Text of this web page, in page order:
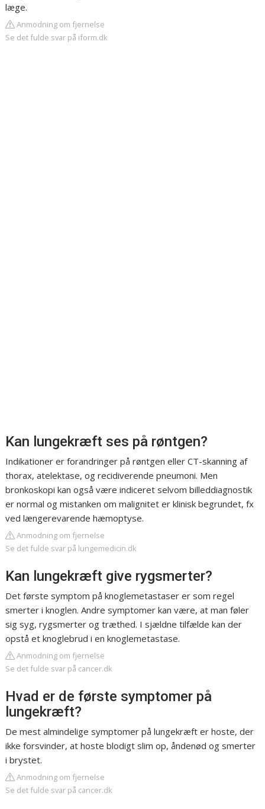
læge.
Anmodning om fjernelse
Se det fulde svar på iform.dk
Kan lungekræft ses på røntgen?
Indikationer er forandringer på røntgen eller CT-skanning af
thorax, atelektase, og recidiverende pneumoni. Men
bronkoskopi kan også være indiceret selvom billeddiagnostik
er normal og mistanken om malignitet er klinisk begrundet, fx
ved længerevarende hæmoptyse.
Anmodning om fjernelse
Se det fulde svar på lungemedicin.dk
Kan lungekræft give rygsmerter?
Det første symptom på knoglemetastaser er som regel
smerter i knoglen. Andre symptomer kan være, at man føler
sig syg, rygsmerter og træthed. I sjældne tilfælde kan der
opstå et knoglebrud i en knoglemetastase.
Anmodning om fjernelse
Se det fulde svar på cancer.dk
Hvad er de første symptomer på
lungekræft?
De mest almindelige symptomer på lungekræft er hoste, der
ikke forsvinder, at hoste blodigt slim op, åndenød og smerter
i brystet.
Anmodning om fjernelse
Se det fulde svar på cancer.dk